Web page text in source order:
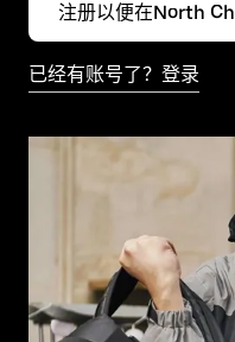
注册以便在North
已经有账号了？登录